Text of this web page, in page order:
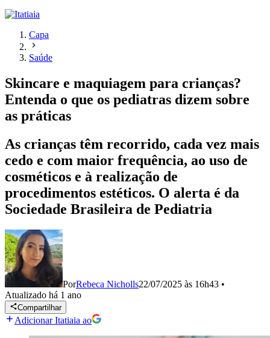
Capa
Saúde
Skincare e maquiagem para crianças?
Entenda o que os pediatras dizem sobre
as práticas
As crianças têm recorrido, cada vez mais
cedo e com maior frequência, ao uso de
cosméticos e à realização de
procedimentos estéticos. O alerta é da
Sociedade Brasileira de Pediatria
PorRebeca Nicholls22/07/2025 às 16h43 •
Atualizado há 1 ano
Compartilhar
Adicionar Itatiaia ao